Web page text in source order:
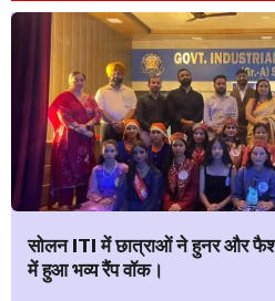
सोलन ITI में छात्राओं ने हुनर और
में हुआ भव्य रैंप वॉक।